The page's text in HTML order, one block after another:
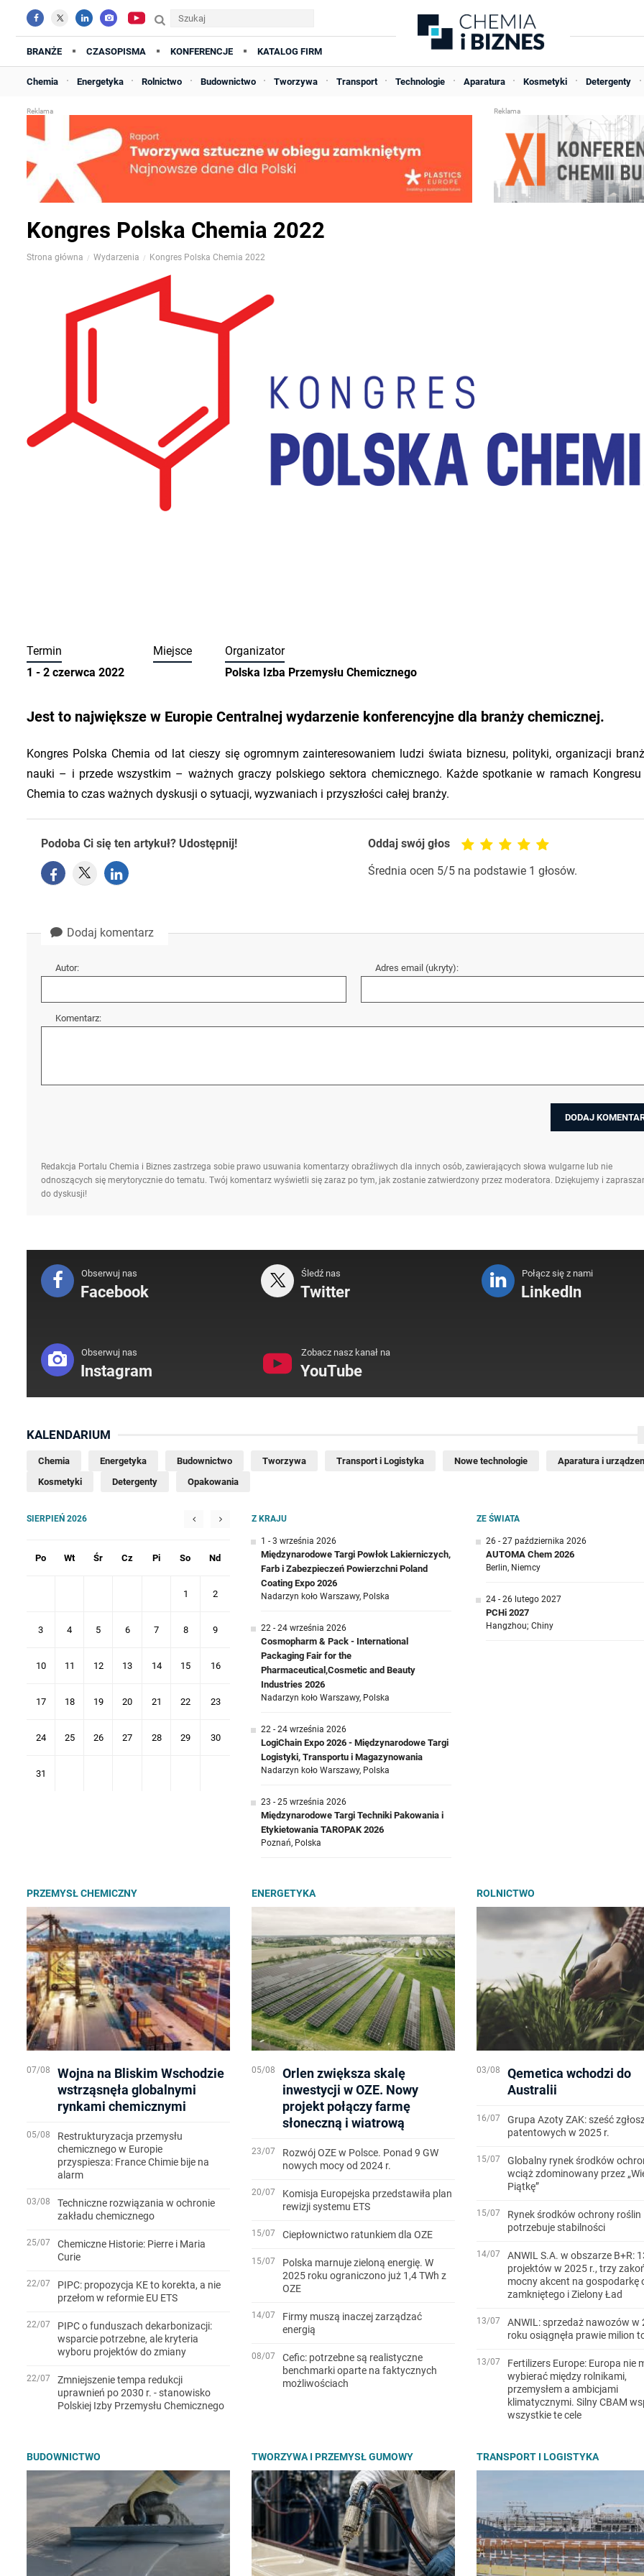
BRANŻE CZASOPISMA KONFERENCJE KATALOG FIRM
Chemia Energetyka Rolnictwo Budownictwo Tworzywa Transport Technologie Aparatura Kosmetyki Detergenty
Kongres Polska Chemia 2022
Strona główna Wydarzenia Kongres Polska Chemia 2022
Termin
1 - 2 czerwca 2022
Miejsce
Organizator
Polska Izba Przemysłu Chemicznego
Jest to największe w Europie Centralnej wydarzenie konferencyjne dla branży chemicznej.
Kongres Polska Chemia od lat cieszy się ogromnym zainteresowaniem ludzi świata biznesu, polityki, organizacji
nauki – i przede wszystkim – ważnych graczy polskiego sektora chemicznego. Każde spotkanie w ramach Kongresu
Chemia to czas ważnych dyskusji o sytuacji, wyzwaniach i przyszłości całej branży.
Podoba Ci się ten artykuł? Udostępnij! Oddaj swój głos
Średnia ocen 5/5 na podstawie 1 głosów.
Dodaj komentarz
Autor: Adres email (ukryty):
Komentarz:
Redakcja Portalu Chemia i Biznes zastrzega sobie prawo usuwania komentarzy obraźliwych dla innych osób, zawierających słowa wulgarne lub nie
odnoszących się merytorycznie do tematu. Twój komentarz wyświetli się zaraz po tym, jak zostanie zatwierdzony przez moderatora. Dziękujemy i
do dyskusji!
Obserwuj nas
Facebook
Śledź nas
Twitter
Połącz się z nami
LinkedIn
Obserwuj nas
Instagram
Zobacz nasz kanał na
YouTube
KALENDARIUM
Chemia Energetyka Budownictwo Tworzywa Transport i Logistyka Nowe technologie
Aparatura i
Kosmetyki
Detergenty Opakowania
SIERPIEŃ 2026
Po Wt Śr Cz Pi So Nd
1 2
3 4 5 6 7 8 9
10 11 12 13 14 15 16
17 18 19 20 21 22 23
24 25 26 27 28 29 30
31
Z KRAJU
1 - 3 września 2026
Międzynarodowe Targi Powłok Lakierniczych,
Farb i Zabezpieczeń Powierzchni Poland
Coating Expo 2026
Nadarzyn koło Warszawy, Polska
22 - 24 września 2026
Cosmopharm & Pack - International
Packaging Fair for the
Pharmaceutical,Cosmetic and Beauty
Industries 2026
Nadarzyn koło Warszawy, Polska
22 - 24 września 2026
LogiChain Expo 2026 - Międzynarodowe Targi
Logistyki, Transportu i Magazynowania
Nadarzyn koło Warszawy, Polska
23 - 25 września 2026
Międzynarodowe Targi Techniki Pakowania i
Etykietowania TAROPAK 2026
Poznań, Polska
ZE ŚWIATA
26 - 27 października 2026
AUTOMA Chem 2026
Berlin, Niemcy
24 - 26 lutego 2027
PCHi 2027
Hangzhou; Chiny
PRZEMYSŁ CHEMICZNY
07/08
Wojna na Bliskim Wschodzie
wstrząsnęła globalnymi
rynkami chemicznymi
05/08
Restrukturyzacja przemysłu
chemicznego w Europie
przyspiesza: France Chimie bije na
alarm
03/08
Techniczne rozwiązania w ochronie
zakładu chemicznego
25/07
Chemiczne Historie: Pierre i Maria
Curie
22/07
PIPC: propozycja KE to korekta, a nie
przełom w reformie EU ETS
22/07
PIPC o funduszach dekarbonizacji:
wsparcie potrzebne, ale kryteria
wyboru projektów do zmiany
22/07
Zmniejszenie tempa redukcji
uprawnień po 2030 r. - stanowisko
Polskiej Izby Przemysłu Chemicznego
ENERGETYKA
05/08
Orlen zwiększa skalę
inwestycji w OZE. Nowy
projekt połączy farmę
słoneczną i wiatrową
23/07
Rozwój OZE w Polsce. Ponad 9 GW
nowych mocy od 2024 r.
20/07
Komisja Europejska przedstawiła plan
rewizji systemu ETS
15/07 Ciepłownictwo ratunkiem dla OZE
15/07
Polska marnuje zieloną energię. W
2025 roku ograniczono już 1,4 TWh z
OZE
14/07
Firmy muszą inaczej zarządzać
energią
08/07
Cefic: potrzebne są realistyczne
benchmarki oparte na faktycznych
możliwościach
ROLNICTWO
03/08
Qemetica wchodzi do
Australii
16/07
Grupa Azoty ZAK: sześć
patentowych w 2025 r.
15/07
Globalny rynek środków
wciąż zdominowany przez
Piątkę”
15/07
Rynek środków ochrony roślin
potrzebuje stabilności
14/07
ANWIL S.A. w obszarze B+R:
projektów w 2025 r., trzy
mocny akcent na gospodarkę
zamkniętego i Zielony Ład
13/07
ANWIL: sprzedaż nawozów w
roku osiągnęła prawie milion
13/07
Fertilizers Europe: Europa nie
wybierać między rolnikami,
przemysłem a ambicjami
klimatycznymi. Silny CBAM
wszystkie te cele
BUDOWNICTWO TWORZYWA I PRZEMYSŁ GUMOWY TRANSPORT I LOGISTYKA